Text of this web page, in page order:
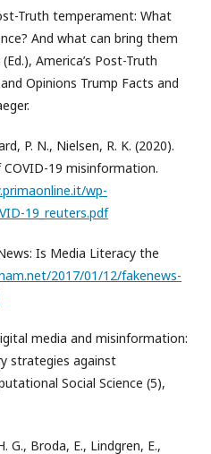
Truth temperament: What
And what can bring them
America’s Post-Truth
Opinions Trump Facts and
P. N., Nielsen, R. K. (2020).
19 misinformation.
wp-
19_reuters.pdf
Is Media Literacy the
2017/01/12/fakenews-
media and misinformation:
strategies against
Social Science (5),
G., Broda, E., Lindgren, E.,